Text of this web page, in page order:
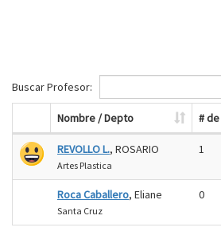
Buscar Profesor:
Nombre / Depto #
REVOLLO L., ROSARIO
Artes Plastica
1
Roca Caballero, Eliane
Santa Cruz
0